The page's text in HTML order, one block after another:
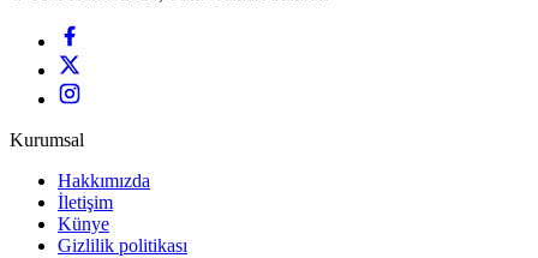
Kurumsal
Hakkımızda
İletişim
Künye
Gizlilik politikası